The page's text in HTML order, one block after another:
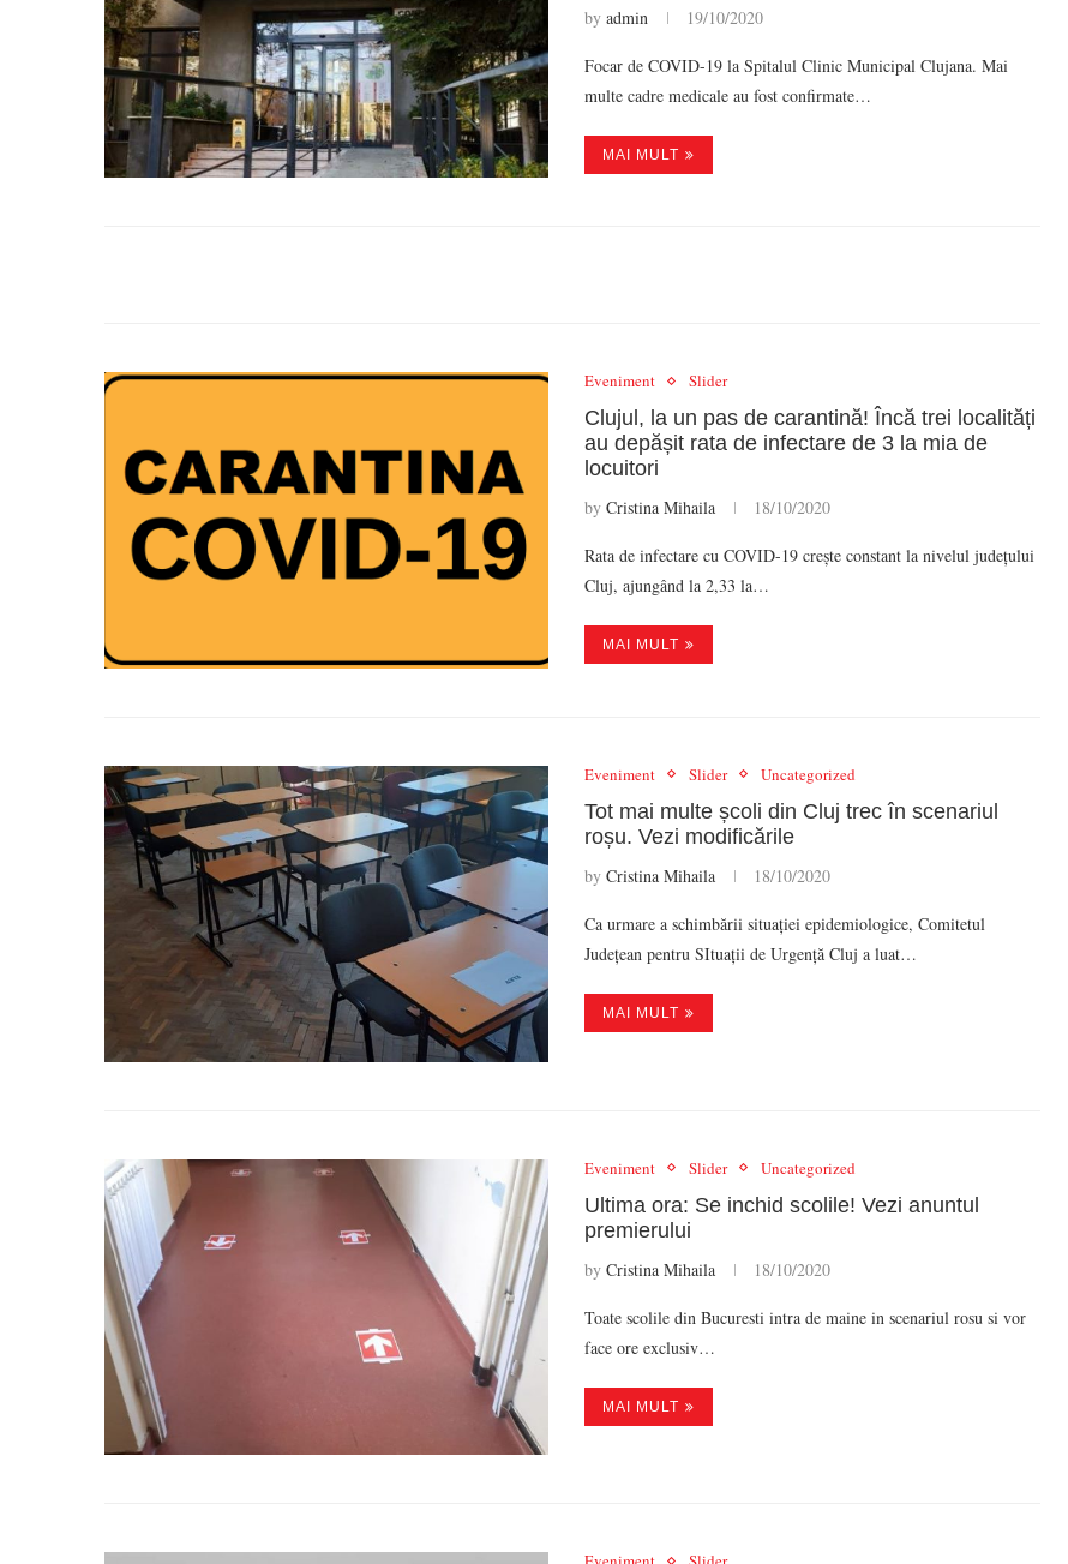
by admin 19/10/2020
Focar de COVID-19 la Spitalul Clinic Municipal Clujana. Mai
multe cadre medicale au fost confirmate…
MAI MULT
Eveniment Slider
Clujul, la un pas de carantină! Încă trei localități
au depășit rata de infectare de 3 la mia de
locuitori
by Cristina Mihaila 18/10/2020
Rata de infectare cu COVID-19 crește constant la nivelul județului
Cluj, ajungând la 2,33 la…
MAI MULT
Eveniment Slider Uncategorized
Tot mai multe școli din Cluj trec în scenariul
roșu. Vezi modificările
by Cristina Mihaila 18/10/2020
Ca urmare a schimbării situației epidemiologice, Comitetul
Județean pentru SItuații de Urgență Cluj a luat…
MAI MULT
Eveniment Slider Uncategorized
Ultima ora: Se inchid scolile! Vezi anuntul
premierului
by Cristina Mihaila 18/10/2020
Toate scolile din Bucuresti intra de maine in scenariul rosu si vor
face ore exclusiv…
MAI MULT